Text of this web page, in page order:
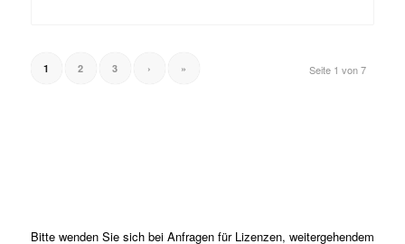
Seite 1 von 7
1 2 3 › »
Bitte wenden Sie sich bei Anfragen für Lizenzen, weitergehendem